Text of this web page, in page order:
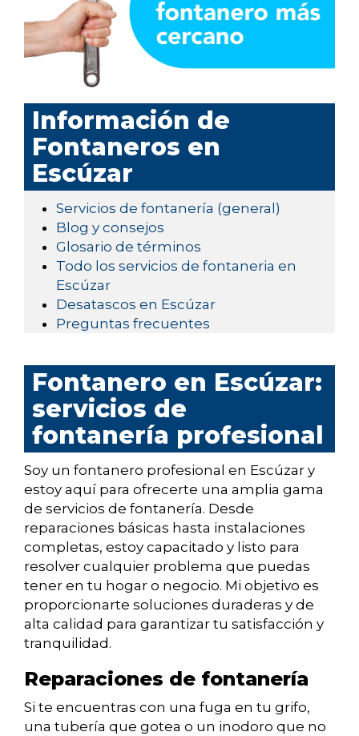
Información de
Fontaneros en
Escúzar
Servicios de fontanería (general)
Blog y consejos
Glosario de términos
Todo los servicios de fontaneria en
Escúzar
Desatascos en Escúzar
Preguntas frecuentes
Fontanero en Escúzar:
servicios de
fontanería profesional
Soy un fontanero profesional en Escúzar y
estoy aquí para ofrecerte una amplia gama
de servicios de fontanería. Desde
reparaciones básicas hasta instalaciones
completas, estoy capacitado y listo para
resolver cualquier problema que puedas
tener en tu hogar o negocio. Mi objetivo es
proporcionarte soluciones duraderas y de
alta calidad para garantizar tu satisfacción y
tranquilidad.
Reparaciones de fontanería
Si te encuentras con una fuga en tu grifo,
una tubería que gotea o un inodoro que no